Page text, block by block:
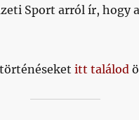
Sport arról ír, hogy
itt találod